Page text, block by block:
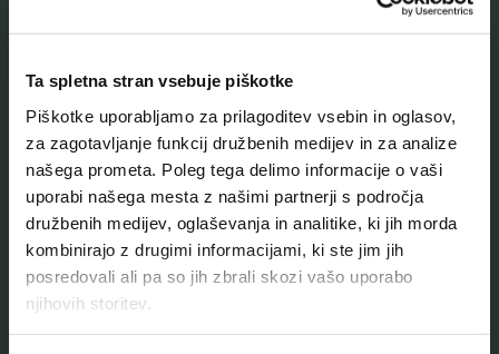
Ta spletna stran vsebuje piškotke
Piškotke uporabljamo za prilagoditev vsebin in oglasov,
za zagotavljanje funkcij družbenih medijev in za analize
našega prometa. Poleg tega delimo informacije o vaši
uporabi našega mesta z našimi partnerji s področja
družbenih medijev, oglaševanja in analitike, ki jih morda
kombinirajo z drugimi informacijami, ki ste jim jih
posredovali ali pa so jih zbrali skozi vašo uporabo
njihovih storitev.
O muzeju
Naše zbirke
Aktualno
Kontakt